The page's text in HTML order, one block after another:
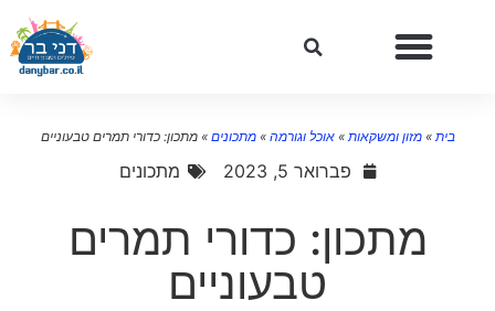
»מזון ומשקאות»אוכל וגורמה»מתכונים»מתכון: כדורי תמרים טבעוניים
פברואר 5, 2023 מתכונים
מתכון: כדורי תמרים
טבעוניים